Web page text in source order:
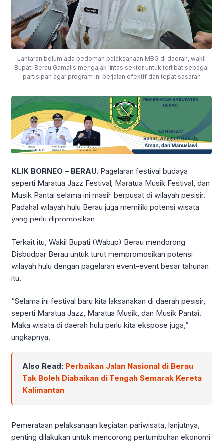
Lantaran belum ada pedoman pelaksanaan MBG di daerah, wakil
Bupati Berau Gamalis mengajak lintas sektor untuk terlibat sebagai
partisipan agar program ini berjalan efektif dan tepat sasaran
KLIK BORNEO – BERAU. Pagelaran festival budaya
seperti Maratua Jazz Festival, Maratua Musik Festival, dan
Musik Pantai selama ini masih berpusat di wilayah pesisir.
Padahal wilayah hulu Berau juga memiliki potensi wisata
yang perlu dipromosikan.
Terkait itu, Wakil Bupati (Wabup) Berau mendorong
Disbudpar Berau untuk turut mempromosikan potensi
wilayah hulu dengan pagelaran event-event besar tahunan
itu.
“Selama ini festival baru kita laksanakan di daerah pesisir,
seperti Maratua Jazz, Maratua Musik, dan Musik Pantai.
Maka wisata di daerah hulu perlu kita ekspose juga,”
ungkapnya.
Also Read: Perbaikan Jalan Nasional di Berau
Tak Boleh Diabaikan di Tengah Semarak Kereta
Kalimantan
Pemerataan pelaksanaan kegiatan pariwisata, lanjutnya,
penting dilakukan untuk mendorong pertumbuhan ekonomi